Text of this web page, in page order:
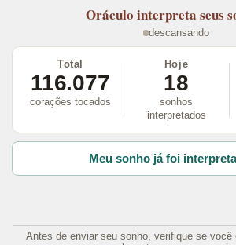
Oráculo interpreta seus
descansando
Total
116.077
corações tocados
Hoje
18
sonhos
interpretados
Meu sonho já foi
Antes de enviar seu sonho, verifique se você